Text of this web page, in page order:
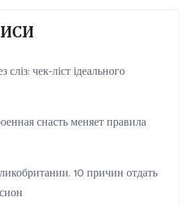
чек-ліст ідеального
снасть меняет правила
10 причин отдать